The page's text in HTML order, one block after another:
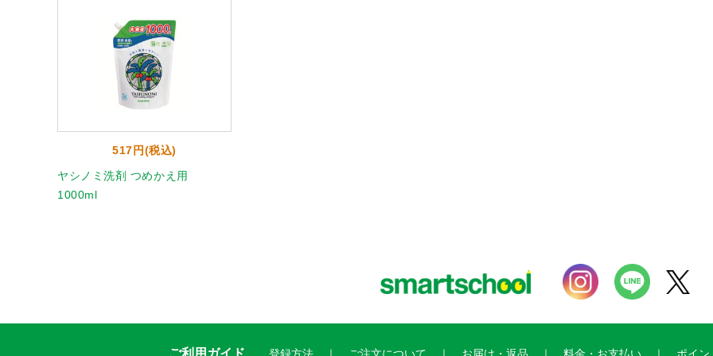
517円(税込)
ヤシノミ洗剤 つめかえ用
1000ml
ご利用ガイド